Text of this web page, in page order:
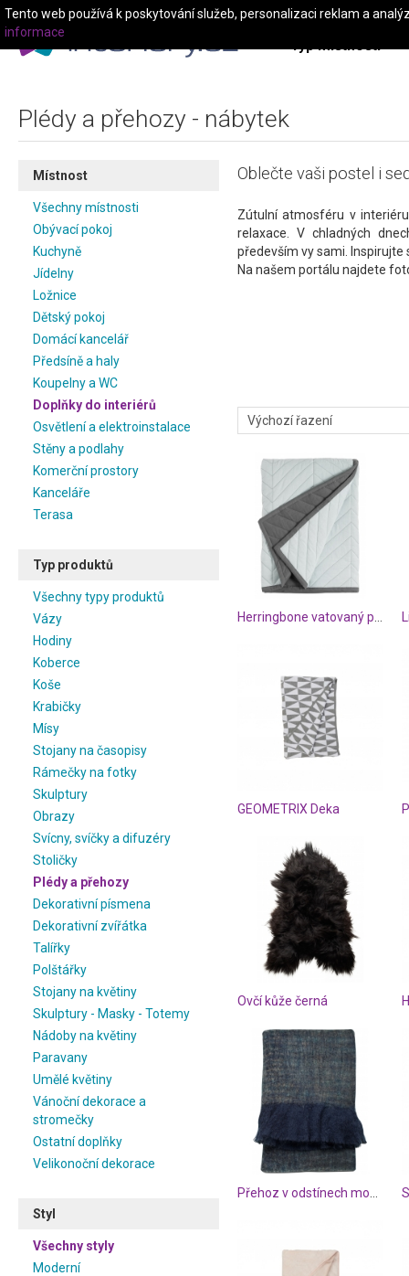
Typ místnosti
Plédy a přehozy - nábytek
Místnost
Všechny místnosti
Obývací pokoj
Kuchyně
Jídelny
Ložnice
Dětský pokoj
Domácí kancelář
Předsíně a haly
Koupelny a WC
Doplňky do interiérů
Osvětlení a elektroinstalace
Stěny a podlahy
Komerční prostory
Kanceláře
Terasa
Typ produktů
Všechny typy produktů
Vázy
Hodiny
Koberce
Koše
Krabičky
Mísy
Stojany na časopisy
Rámečky na fotky
Skulptury
Obrazy
Svícny, svíčky a difuzéry
Stoličky
Plédy a přehozy
Dekorativní písmena
Dekorativní zvířátka
Talířky
Polštářky
Stojany na květiny
Skulptury - Masky - Totemy
Nádoby na květiny
Paravany
Umělé květiny
Vánoční dekorace a
stromečky
Ostatní doplňky
Velikonoční dekorace
Styl
Všechny styly
Moderní
Oblečte vaši postel i
Zútulní atmosféru v
relaxace. V chladných
především vy sami. Inspirujte
Na našem portálu najdete
GEOMETRIX Deka
Ovčí kůže černá
Tento web používá k poskytování služeb, personalizaci reklam a
informace